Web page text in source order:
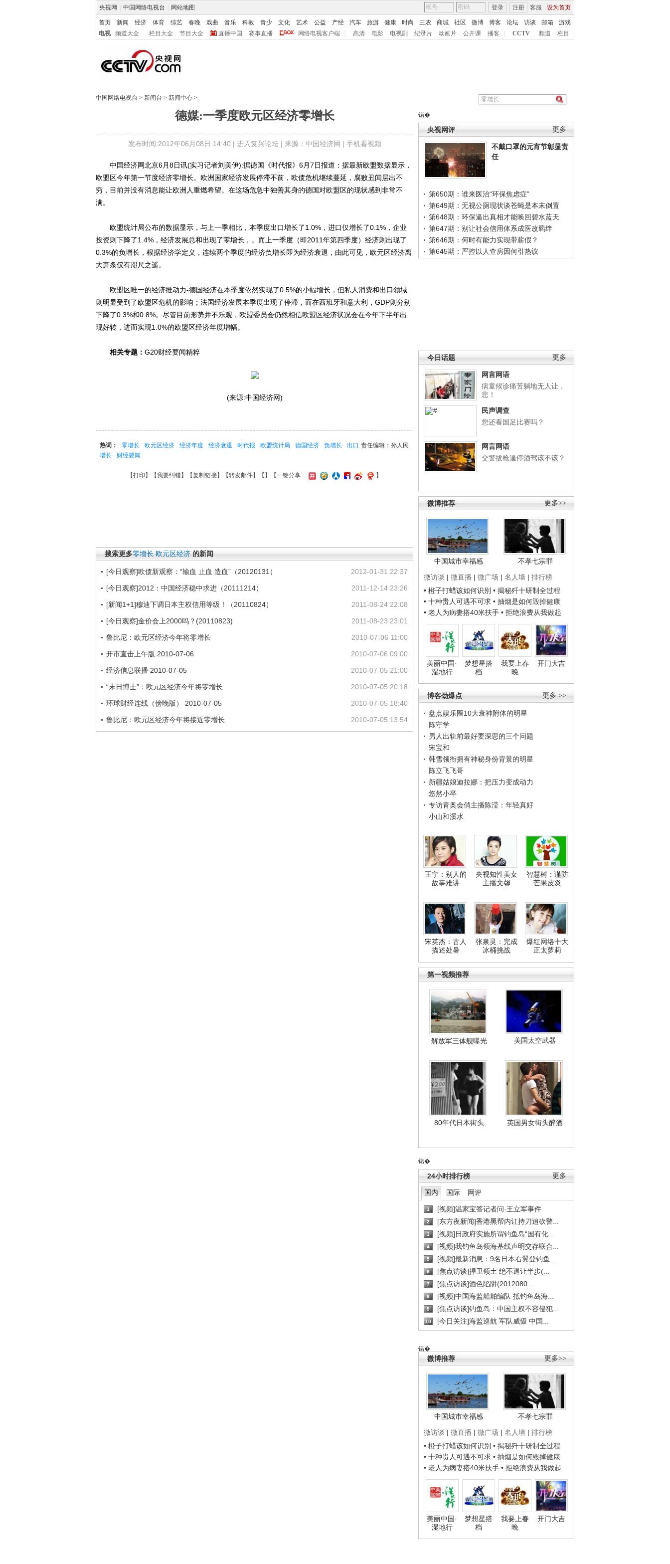
央视网 中国网络电视台 网站地图 客服 设为首页
登录 注册
首页 新闻 经济 体育 综艺 春晚 戏曲 音乐 科教 青少 文化 艺术 公益 产经 汽车 旅游 健康 时尚 三农 商城 社区 微博 博客 论坛 访谈 邮箱
游戏
电视
频道大全 栏目大全 节目大全 直播中国 赛事直播 网络电视客户端 高清 电影 电视剧 纪录片 动画片 公开课 播客 CCTV 频道 栏目
中国网络电视台 > 新闻台 > 新闻中心 >
德媒:一季度欧元区经济零增长
发布时间:2012年06月08日 14:40 | 进入复兴论坛| 来源：中国经济网 | 手机看视频
锘�
更多
央视网评
不戴口罩的元宵节彰显责
任
第650期：谁来医治“环保焦虑症”
第649期：无视公厕现状谈苍蝇是本末倒置
第648期：环保逼出真相才能唤回碧水蓝天
第647期：别让社会信用体系成医改羁绊
第646期：何时有能力实现带薪假？
第645期：严控以人查房因何引热议
更多
今日话题
网言网语
病童候诊痛苦躺地无人让，
悲！
民声调查
您还看国足比赛吗？
网言网语
交警拔枪逼停酒驾该不该？
更多>>
微博推荐
中国城市幸福感
不孝七宗罪
微访谈 | 微直播 | 微广场 | 名人墙 | 排行榜
• 橙子打蜡该如何识别 • 揭秘歼十研制全过程
• 十种贵人可遇不可求 • 抽烟是如何毁掉健康
• 老人为病妻搭40米扶手 • 拒绝浪费从我做起
美丽中国·
湿地行
梦想星搭
档
我要上春
晚
开门大吉
更多 >>
博客劲爆点
盘点娱乐圈10大衰神附体的明星
陈守学
男人出轨前最好要深思的三个问题
宋宝和
韩雪领衔拥有神秘身份背景的明星
陈立飞飞哥
新疆姑娘迪拉娜：把压力变成动力
悠然小卒
专访青奥会俏主播陈滢：年轻真好
小山和溪水
王宁：别人的
故事难讲
央视知性美女
主播文馨
智慧树：谨防
芒果皮炎
宋英杰：古人
描述处暑
张泉灵：完成
冰桶挑战
爆红网络十大
正太萝莉
第一视频推荐
解放军三体舰曝光 美国太空武器
80年代日本街头 英国男女街头醉酒
锘�
更多
24小时排行榜
国内 国际 网评
1 [视频]温家宝答记者问·王立军事件
2 [东方夜新闻]香港黑帮内讧持刀追砍警...
3 [视频]日政府实施所谓钓鱼岛“国有化...
4 [视频]我钓鱼岛领海基线声明交存联合...
5 [视频]最新消息：9名日本右翼登钓鱼...
6 [焦点访谈]捍卫领土 绝不退让半步(...
7 [焦点访谈]酒色陷阱(2012080...
8 [视频]中国海监船舶编队 抵钓鱼岛海...
9 [焦点访谈]钓鱼岛：中国主权不容侵犯...
10 [今日关注]海监巡航 军队威慑 中国...
锘�
更多>>
微博推荐
中国城市幸福感
不孝七宗罪
微访谈 | 微直播 | 微广场 | 名人墙 | 排行榜
• 橙子打蜡该如何识别 • 揭秘歼十研制全过程
• 十种贵人可遇不可求 • 抽烟是如何毁掉健康
• 老人为病妻搭40米扶手 • 拒绝浪费从我做起
美丽中国·
湿地行
梦想星搭
档
我要上春
晚
开门大吉
中国经济网北京6月8日讯(实习记者刘美伊):据德国《时代报》6月7日报道：据最新欧盟数据显示，
欧盟区今年第一节度经济零增长。欧洲国家经济发展停滞不前，欧债危机继续蔓延，腐败丑闻层出不
穷，目前并没有消息能让欧洲人重燃希望。在这场危急中独善其身的德国对欧盟区的现状感到非常不
满。
欧盟统计局公布的数据显示，与上一季相比，本季度出口增长了1.0%，进口仅增长了0.1%，企业
投资则下降了1.4%，经济发展总和出现了零增长，。而上一季度（即2011年第四季度）经济则出现了
0.3%的负增长，根据经济学定义，连续两个季度的经济负增长即为经济衰退，由此可见，欧元区经济离
大萧条仅有咫尺之遥。
欧盟区唯一的经济推动力-德国经济在本季度依然实现了0.5%的小幅增长，但私人消费和出口领域
则明显受到了欧盟区危机的影响；法国经济发展本季度出现了停滞，而在西班牙和意大利，GDP则分别
下降了0.3%和0.8%。尽管目前形势并不乐观，欧盟委员会仍然相信欧盟区经济状况会在今年下半年出
现好转，进而实现1.0%的欧盟区经济年度增幅。
相关专题： G20财经要闻精粹
(来源:中国经济网)
责任编辑：孙人民
热词： 零增长 欧元区经济 经济年度 经济衰退 时代报 欧盟统计局 德国经济 负增长
出口
增长
财经要闻
【打印 】【我要纠错】【复制链接】【转发邮件】【 】 【一键分享 】
搜索更多零增长 欧元区经济 的新闻
2012-01-31 22:37
[今日观察]欧债新观察：“输血 止血 造血”（20120131）
2011-12-14 23:26
[今日观察]2012：中国经济稳中求进（20111214）
2011-08-24 22:08
[新闻1+1]穆迪下调日本主权信用等级！（20110824）
2011-08-23 23:01
[今日观察]金价会上2000吗？(20110823)
2010-07-06 11:00
鲁比尼：欧元区经济今年将零增长
2010-07-06 09:00
开市直击上午版 2010-07-06
2010-07-05 21:00
经济信息联播 2010-07-05
2010-07-05 20:18
“末日博士”：欧元区经济今年将零增长
2010-07-05 18:40
环球财经连线（傍晚版） 2010-07-05
2010-07-05 13:54
鲁比尼：欧元区经济今年将接近零增长